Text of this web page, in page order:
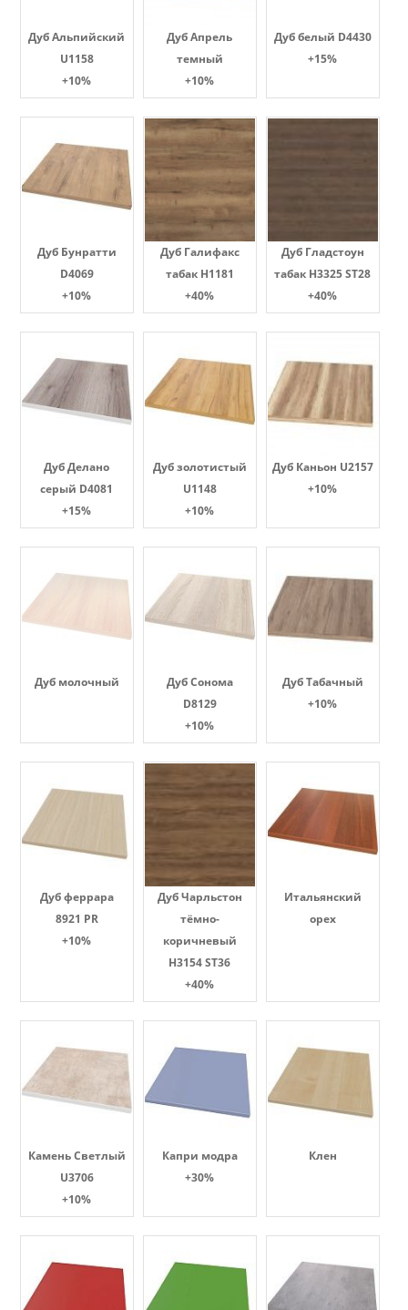
Дуб Альпийский
U1158
+10%
Дуб Апрель
темный
+10%
Дуб белый D4430
+15%
Дуб Бунратти
D4069
+10%
Дуб Галифакс
табак Н1181
+40%
Дуб Гладстоун
табак H3325 ST28
+40%
Дуб Делано
серый D4081
+15%
Дуб золотистый
U1148
+10%
Дуб Каньон U2157
+10%
Дуб молочный
Дуб Сонома
D8129
+10%
Дуб Табачный
+10%
Дуб феррара
8921 PR
+10%
Дуб Чарльстон
тёмно-
коричневый
H3154 ST36
+40%
Итальянский
орех
Камень Светлый
U3706
+10%
Капри модра
+30%
Клен